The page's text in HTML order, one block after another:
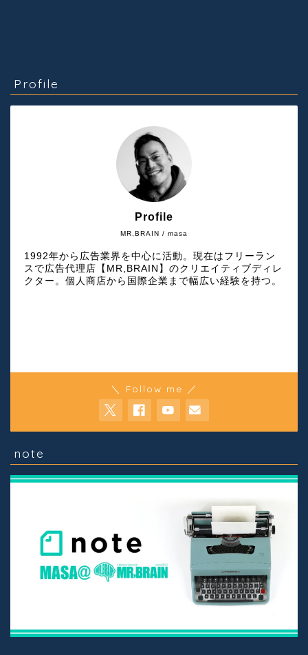
Profile
MR,BRAIN / masa
Profile
1992年から広告業界を中心に活動。現在はフリーラン
スで広告代理店【MR,BRAIN】のクリエイティブディレ
クター。個人商店から国際企業まで幅広い経験を持つ。
＼ Follow me ／
note